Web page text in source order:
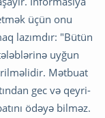
üçün onu
lazımdır: "Bütün
uyğun
Mətbuat
gec və qeyri-
ödəyə bilməz.